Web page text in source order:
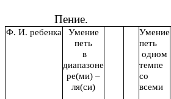
Ф. И. ребенка
Умение
петь
в
диапазоне
ре(ми) –
ля(си)
Умение
петь
одном
темпе
со
всеми